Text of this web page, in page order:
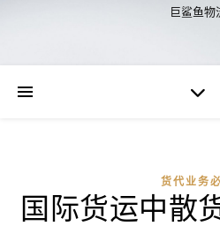
巨鲨鱼物
货代业务
国际货运中散